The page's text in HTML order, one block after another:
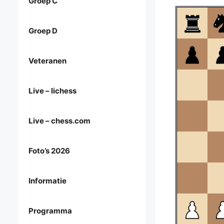
Groep D
Veteranen
Live – lichess
Live – chess.com
Foto’s 2026
Informatie
Programma